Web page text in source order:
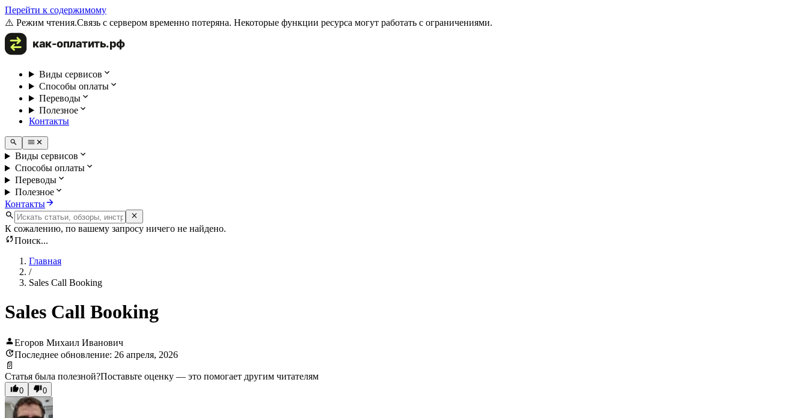
Перейти к содержимому
⚠️ Режим чтения.Связь с сервером временно потеряна. Некоторые функции ресурса могут работать с ограничениями.
Виды сервисов
Способы оплаты
Переводы
Полезное
Контакты
Виды сервисов
Способы оплаты
Переводы
Полезное
Контакты
К сожалению, по вашему запросу ничего не найдено.
Поиск...
Главная
/
Sales Call Booking
Sales Call Booking
Егоров Михаил Иванович
Последнее обновление: 26 апреля, 2026
📄
Статья была полезной?Поставьте оценку — это помогает другим читателям
0 0